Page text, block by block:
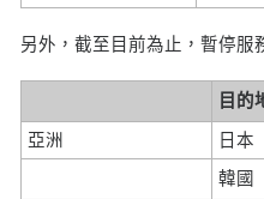
另外，截至目前為止，暫停服
目的
亞洲 日本
韓國